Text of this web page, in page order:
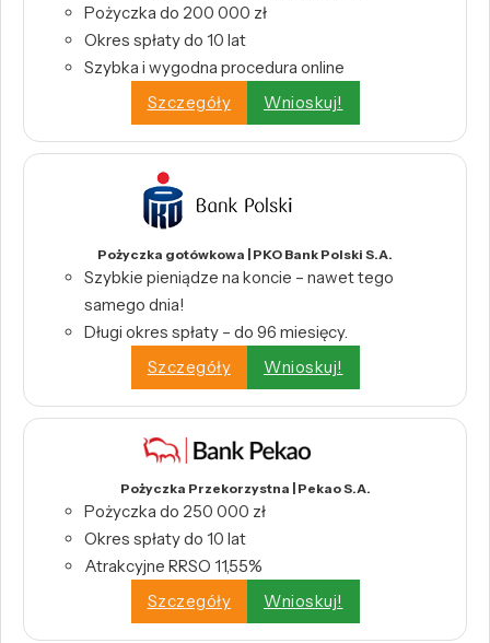
Pożyczka do 200 000 zł
Okres spłaty do 10 lat
Szybka i wygodna procedura online
Szczegóły
Wnioskuj!
Pożyczka gotówkowa | PKO Bank Polski S.A.
Szybkie pieniądze na koncie – nawet tego
samego dnia!
Długi okres spłaty – do 96 miesięcy.
Szczegóły
Wnioskuj!
Pożyczka Przekorzystna | Pekao S.A.
Pożyczka do 250 000 zł
Okres spłaty do 10 lat
Atrakcyjne RRSO 11,55%
Szczegóły
Wnioskuj!